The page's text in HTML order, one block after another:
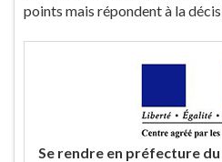
points mais répondent à la
Se rendre en préfecture du